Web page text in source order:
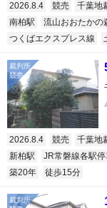
2026.8.4 競売 千葉地
南柏駅
流山おおたかの
つくばエクスプレス線
2026.8.4 競売 千葉地
新柏駅
JR常磐線各駅停
築20年
徒歩15分